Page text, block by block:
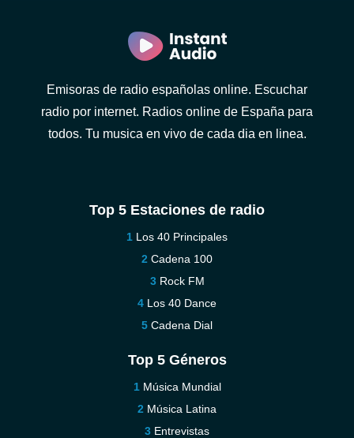
Emisoras de radio españolas online. Escuchar
radio por internet. Radios online de España para
todos. Tu musica en vivo de cada dia en linea.
Top 5 Estaciones de radio
Los 40 Principales
Cadena 100
Rock FM
Los 40 Dance
Cadena Dial
Top 5 Géneros
Música Mundial
Música Latina
Entrevistas